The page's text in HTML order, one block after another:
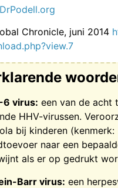
Chronicle, juni 2014
6 virus: een van de acht
HHV-virussen.
bij kinderen (kenmerk:
naar een
als er op gedrukt
Barr virus: een